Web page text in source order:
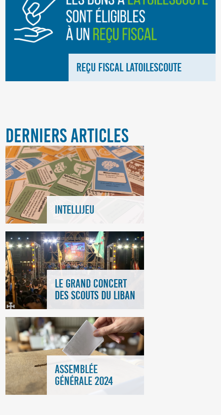
REÇU FISCAL LATOILESCOUTE
DERNIERS ARTICLES
INTELLIJEU
LE GRAND CONCERT
DES SCOUTS DU LIBAN
ASSEMBLÉE
GÉNÉRALE 2024